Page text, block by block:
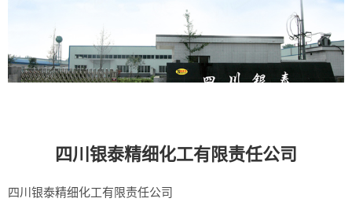
四川银泰精细化工有限责任公司
四川银泰精细化工有限责任公司